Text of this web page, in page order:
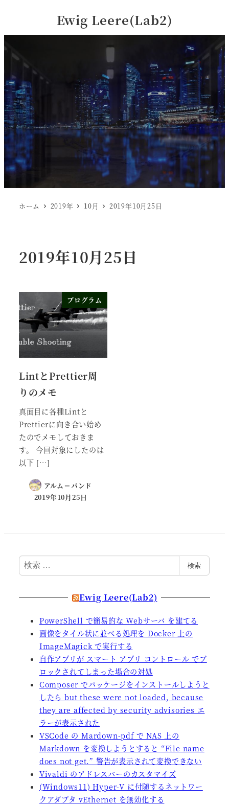
Ewig Leere(Lab2)
ホーム 2019年 10月 2019年10月25日
2019年10月25日
プログラム
LintとPrettier周
りのメモ
真面目に各種Lintと
Prettierに向き合い始め
たのでメモしておきま
す。 今回対象にしたのは
以下 […]
アルム＝バンド
2019年10月25日
検
索
検索
Ewig Leere(Lab2)
PowerShell で簡易的な Webサーバ を建てる
画像をタイル状に並べる処理を Docker 上の
ImageMagick で実行する
自作アプリが スマート アプリ コントロール でブ
ロックされてしまった場合の対処
Composer でパッケージをインストールしようと
したら but these were not loaded, because
they are affected by security advisories エ
ラーが表示された
VSCode の Mardown-pdf で NAS 上の
Markdown を変換しようとすると “File name
does not get.” 警告が表示されて変換できない
Vivaldi のアドレスバーのカスタマイズ
(Windows11) Hyper-V に付随するネットワー
クアダプタ vEthernet を無効化する